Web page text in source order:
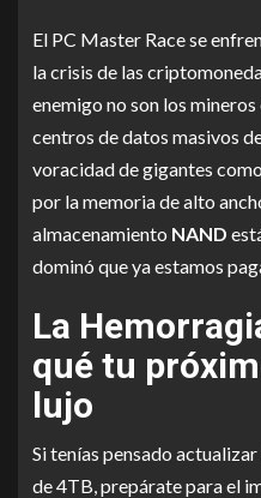
El PC Master Race se
la crisis de las
enemigo no son los mineros
centros de datos masivos
voracidad de gigantes
por la memoria de alto
almacenamiento NAND
dominó que ya estamos
La
qué tu
lujo
Si tenías pensado
de 4TB, prepárate para el